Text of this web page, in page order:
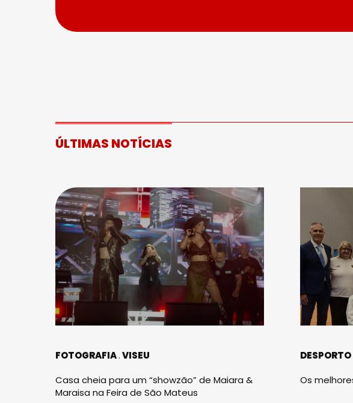
ÚLTIMAS NOTÍCIAS
FOTOGRAFIA VISEU
Casa cheia para um “showzão” de Maiara &
Maraisa na Feira de São Mateus
DESPORTO
Os